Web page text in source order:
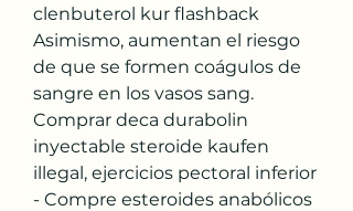
clenbuterol kur flashback
Asimismo, aumentan el riesgo
de que se formen coágulos de
sangre en los vasos sang.
Comprar deca durabolin
inyectable steroide kaufen
illegal, ejercicios pectoral inferior
- Compre esteroides anabólicos